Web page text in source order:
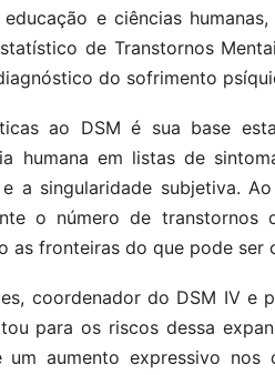
e ciências
de Transtornos
do sofrimento
ao DSM é sua base
humana em listas de
a singularidade subjetiva.
o número de transtornos
as fronteiras do que pode ser
coordenador do DSM IV e
para os riscos dessa
um aumento expressivo